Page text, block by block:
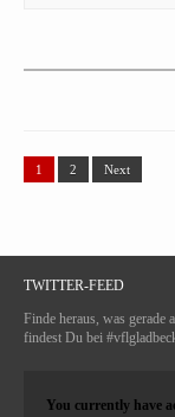
1 2 Next
TWITTER-FEED
Finde heraus, was gerade
findest Du bei
You currently have